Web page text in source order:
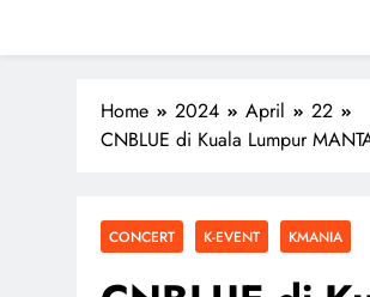
Home 2024 April
22
CNBLUE di Kuala Lumpur
CONCERT K-EVENT KMANIA